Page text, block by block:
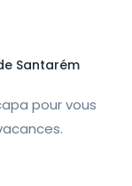
Santarém
pour vous